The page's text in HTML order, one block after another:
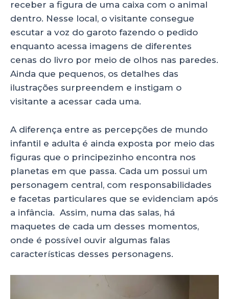
receber a figura de uma caixa com o animal
dentro. Nesse local, o visitante consegue
escutar a voz do garoto fazendo o pedido
enquanto acessa imagens de diferentes
cenas do livro por meio de olhos nas paredes.
Ainda que pequenos, os detalhes das
ilustrações surpreendem e instigam o
visitante a acessar cada uma.
A diferença entre as percepções de mundo
infantil e adulta é ainda exposta por meio das
figuras que o principezinho encontra nos
planetas em que passa. Cada um possui um
personagem central, com responsabilidades
e facetas particulares que se evidenciam após
a infância. Assim, numa das salas, há
maquetes de cada um desses momentos,
onde é possível ouvir algumas falas
características desses personagens.